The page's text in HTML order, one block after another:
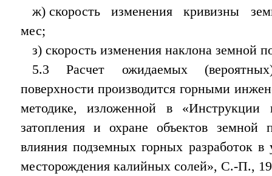
ж) скорость изменения кривизны
мес;
з) скорость изменения наклона земной
5.3 Расчет ожидаемых
поверхности производится горными
методике, изложенной в
затопления и охране объектов земной
влияния подземных горных разработок в
месторождения калийных солей», С.-П.,